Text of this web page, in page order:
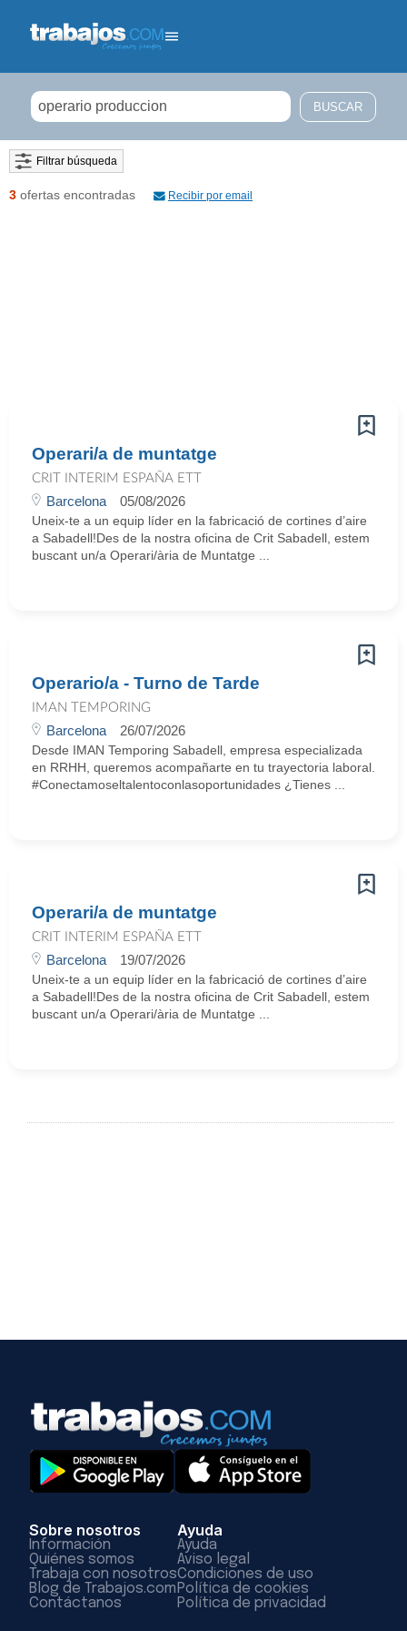
Filtrar búsqueda
3 ofertas encontradas Recibir por email
Operari/a de muntatge
CRIT INTERIM ESPAÑA ETT
Barcelona 05/08/2026
Uneix-te a un equip líder en la fabricació de cortines d’aire
a Sabadell!Des de la nostra oficina de Crit Sabadell, estem
buscant un/a Operari/ària de Muntatge ...
Operario/a - Turno de Tarde
IMAN TEMPORING
Barcelona 26/07/2026
Desde IMAN Temporing Sabadell, empresa especializada
en RRHH, queremos acompañarte en tu trayectoria laboral.
#Conectamoseltalentoconlasoportunidades ¿Tienes ...
Operari/a de muntatge
CRIT INTERIM ESPAÑA ETT
Barcelona 19/07/2026
Uneix-te a un equip líder en la fabricació de cortines d’aire
a Sabadell!Des de la nostra oficina de Crit Sabadell, estem
buscant un/a Operari/ària de Muntatge ...
Sobre nosotros
Información
Quiénes somos
Trabaja con nosotros
Blog de Trabajos.com
Contáctanos
Ayuda
Ayuda
Aviso legal
Condiciones de uso
Política de cookies
Política de privacidad